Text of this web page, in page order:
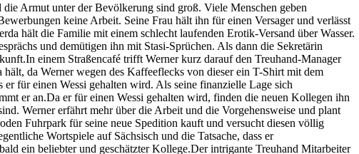
Armut unter der Bevölkerung sind groß. Viele Menschen geben
keine Arbeit. Seine Frau hält ihn für einen Versager und verlässt
hält die Familie mit einem schlecht laufenden Erotik-Versand über Wasser.
und demütigen ihn mit Stasi-Sprüchen. Als dann die Sekretärin
einem Straßencafé trifft Werner kurz darauf den Treuhand-Manager
da Werner wegen des Kaffeeflecks von dieser ein T-Shirt mit dem
er für einen Wessi gehalten wird. Als seine finanzielle Lage sich
er an.Da er für einen Wessi gehalten wird, finden die neuen Kollegen ihn
Werner erfährt mehr über die Arbeit und die Vorgehensweise und plant
Fuhrpark für seine neue Spedition kauft und versucht diesen völlig
Wortspiele auf Sächsisch und die Tatsache, dass er
ein beliebter und geschätzter Kollege.Der intrigante Treuhand Mitarbeiter